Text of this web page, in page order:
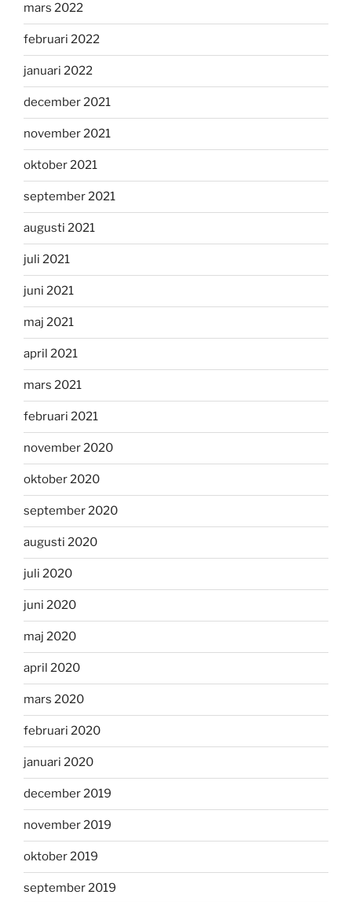
mars 2022
februari 2022
januari 2022
december 2021
november 2021
oktober 2021
september 2021
augusti 2021
juli 2021
juni 2021
maj 2021
april 2021
mars 2021
februari 2021
november 2020
oktober 2020
september 2020
augusti 2020
juli 2020
juni 2020
maj 2020
april 2020
mars 2020
februari 2020
januari 2020
december 2019
november 2019
oktober 2019
september 2019